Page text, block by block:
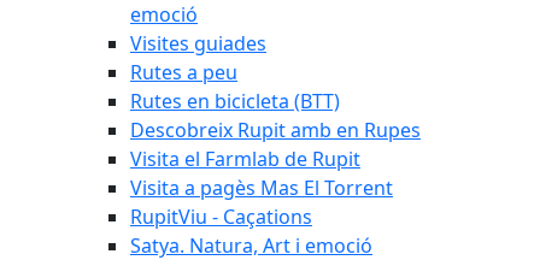
emoció
Visites guiades
Rutes a peu
Rutes en bicicleta (BTT)
Descobreix Rupit amb en Rupes
Visita el Farmlab de Rupit
Visita a pagès Mas El Torrent
RupitViu - Caçations
Satya. Natura, Art i emoció